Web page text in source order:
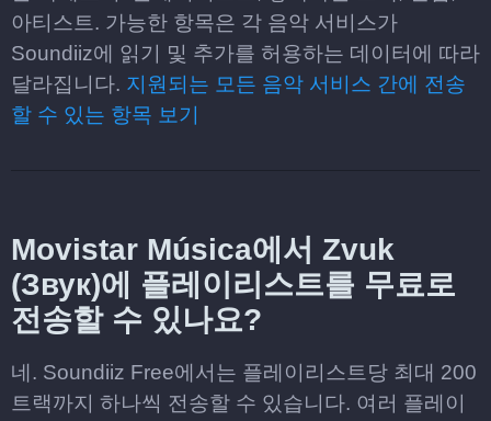
아티스트. 가능한 항목은 각 음악 서비스가
Soundiiz에 읽기 및 추가를 허용하는 데이터에 따라
달라집니다. 지원되는 모든 음악 서비스 간에 전송
할 수 있는 항목 보기
Movistar Música에서 Zvuk
(Звук)에 플레이리스트를 무료로
전송할 수 있나요?
네. Soundiiz Free에서는 플레이리스트당 최대 200
트랙까지 하나씩 전송할 수 있습니다. 여러 플레이